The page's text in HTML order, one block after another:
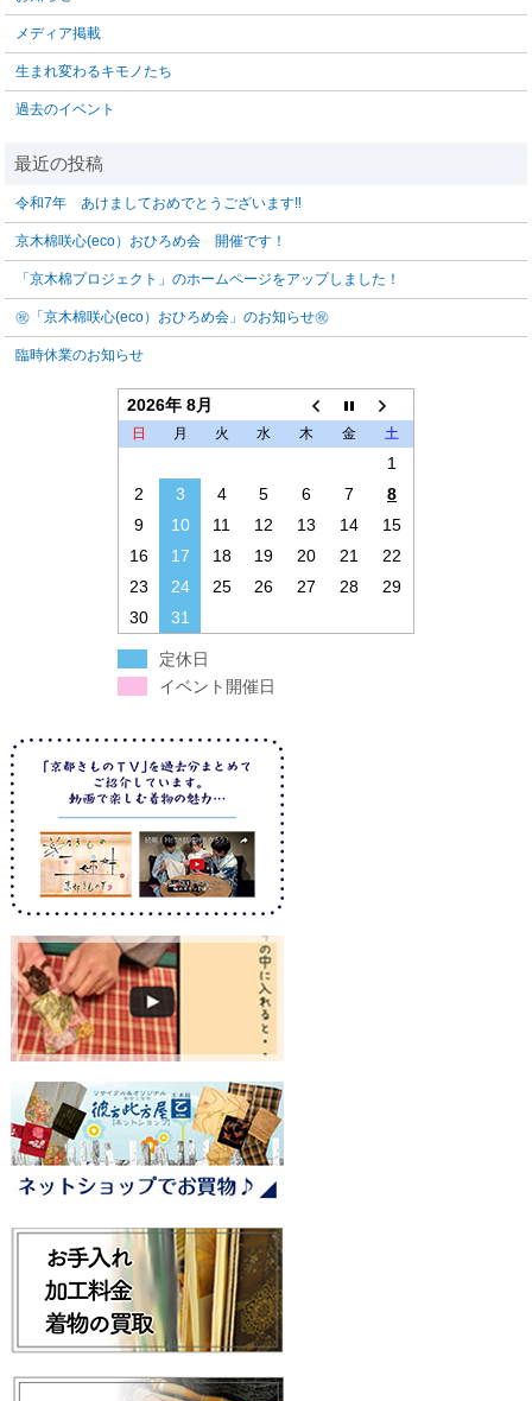
メディア掲載
生まれ変わるキモノたち
過去のイベント
令和7年 あけましておめでとうございます‼️
京木棉咲心(eco）おひろめ会 開催です！
「京木棉プロジェクト」のホームページをアップしました！
㊗「京木棉咲心(eco）おひろめ会」のお知らせ㊗
臨時休業のお知らせ
2026年 8月
日 月 火 水 木 金 土
1
2
3 4 5 6 7
8
9
10 11 12 13 14
15
16
17 18 19 20 21
22
23
24 25 26 27 28
29
30
31
定休日
イベント開催日